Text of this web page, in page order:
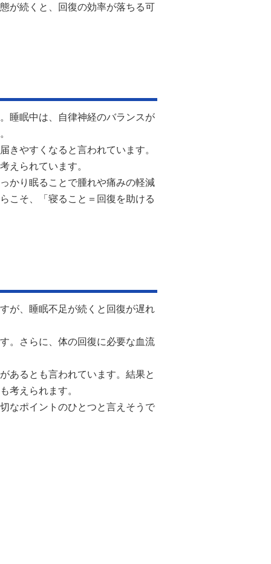
が続くと、回復の効率が落ちる可
睡眠中は、自律神経のバランスが
きやすくなると言われています。
えられています。
かり眠ることで腫れや痛みの軽減
こそ、「寝ること＝回復を助ける
が、睡眠不足が続くと回復が遅れ
。さらに、体の回復に必要な血流
あるとも言われています。結果と
考えられます。
なポイントのひとつと言えそうで